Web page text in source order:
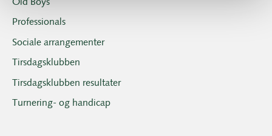
Old Boys
Professionals
Sociale arrangementer
Tirsdagsklubben
Tirsdagsklubben resultater
Turnering- og handicap